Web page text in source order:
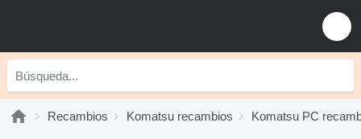
Recambios Komatsu recambios Komatsu PC